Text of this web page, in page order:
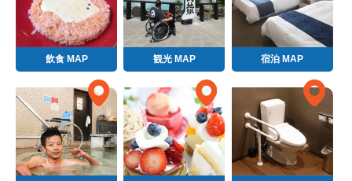
飲食 MAP 観光 MAP 宿泊 MAP